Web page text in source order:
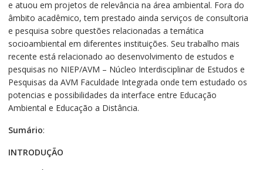
e atuou em projetos de relevância na área ambiental. Fora do
âmbito acadêmico, tem prestado ainda serviços de consultoria
e pesquisa sobre questões relacionadas a temática
socioambiental em diferentes instituições. Seu trabalho mais
recente está relacionado ao desenvolvimento de estudos e
pesquisas no NIEP/AVM – Núcleo Interdisciplinar de Estudos e
Pesquisas da AVM Faculdade Integrada onde tem estudado os
potencias e possibilidades da interface entre Educação
Ambiental e Educação a Distância.
Sumário:
INTRODUÇÃO